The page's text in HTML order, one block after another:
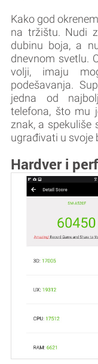
Kako god
na tržištu. Nudi
dubinu boja, a
dnevnom svetlu.
volji, imaju
podešavanja.
jedna od
telefona, što mu
znak, a spekuliše
ugrađivati u svoje
Hardver i